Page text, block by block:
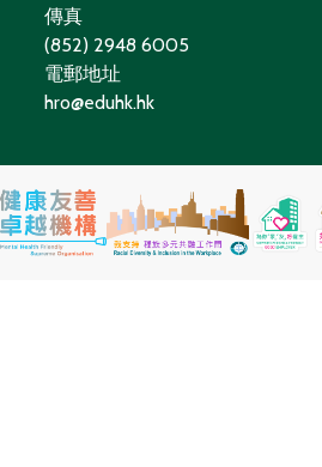
傳真
(852) 2948 6005
電郵地址
hro@eduhk.hk